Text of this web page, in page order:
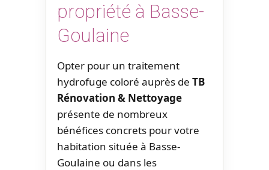
propriété à Basse-
Goulaine
Opter pour un traitement
hydrofuge coloré auprès de TB
Rénovation & Nettoyage
présente de nombreux
bénéfices concrets pour votre
habitation située à Basse-
Goulaine ou dans les